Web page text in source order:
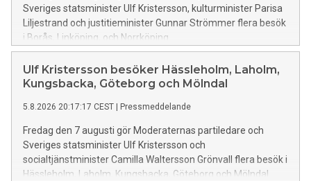
Sveriges statsminister Ulf Kristersson, kulturminister Parisa
Liljestrand och justitieminister Gunnar Strömmer flera besök
i Borås, Linköping, och Norrköping
Ulf Kristersson besöker Hässleholm, Laholm,
Kungsbacka, Göteborg och Mölndal
5.8.2026 20:17:17 CEST Pressmeddelande
Fredag den 7 augusti gör Moderaternas partiledare och
Sveriges statsminister Ulf Kristersson och
socialtjänstminister Camilla Waltersson Grönvall flera besök i
Hässleholm, Laholm, Kungsbacka, Göteborg och Mölndal